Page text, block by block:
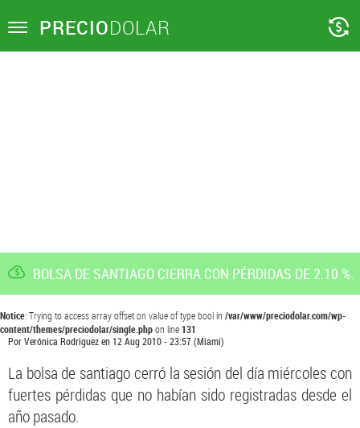
Toggle PRECIODOLAR
BOLSA DE SANTIAGO CIERRA CON PÉRDIDAS DE 2.10 %.
Notice: Trying to access array offset on value of type bool in /var/www/preciodolar.com/wp-
content/themes/preciodolar/single.phpon line131
PorVerónica Rodriguezen12 Aug 2010 - 23:57(Miami)
La bolsa de santiago cerró la sesión del día miércoles con
fuertes pérdidas que no habían sido registradas desde el
año pasado.